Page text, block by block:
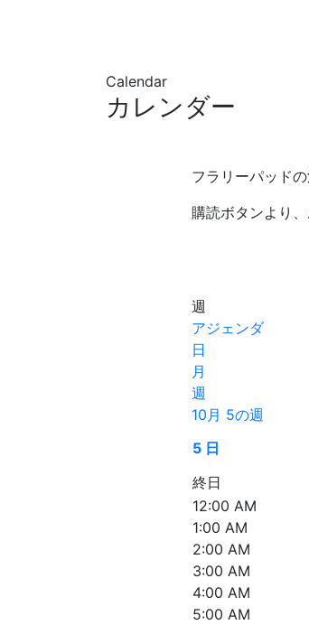
Calendar
カレンダー
フラリーパッド
購読ボタンより
週
アジェンダ
日
月
週
10月 5の週
5 日
終日
12:00 AM
1:00 AM
2:00 AM
3:00 AM
4:00 AM
5:00 AM